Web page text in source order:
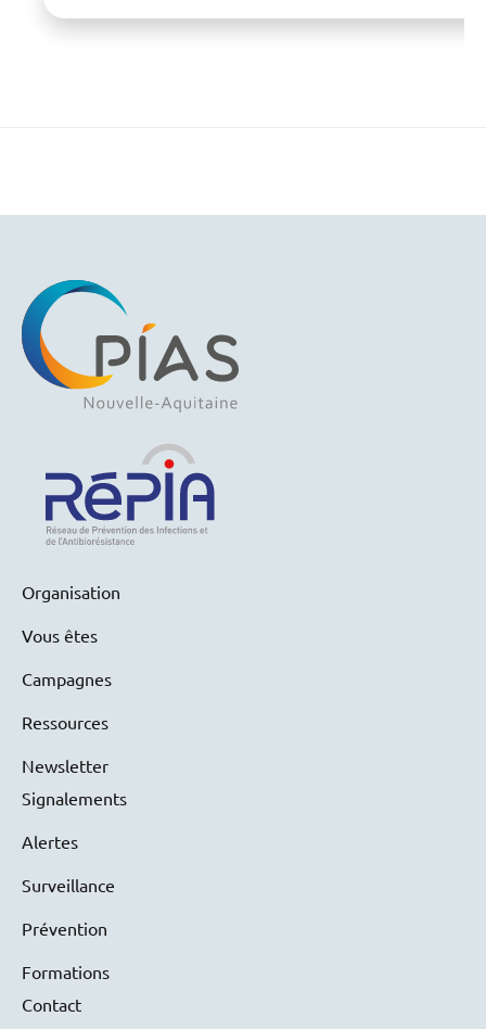
Organisation
Vous êtes
Campagnes
Ressources
Newsletter
Signalements
Alertes
Surveillance
Prévention
Formations
Contact